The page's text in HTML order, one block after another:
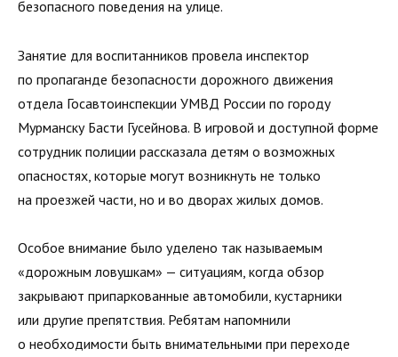
безопасного поведения на улице.
Занятие для воспитанников провела инспектор
по пропаганде безопасности дорожного движения
отдела Госавтоинспекции УМВД России по городу
Мурманску Басти Гусейнова. В игровой и доступной форме
сотрудник полиции рассказала детям о возможных
опасностях, которые могут возникнуть не только
на проезжей части, но и во дворах жилых домов.
Особое внимание было уделено так называемым
«дорожным ловушкам» — ситуациям, когда обзор
закрывают припаркованные автомобили, кустарники
или другие препятствия. Ребятам напомнили
о необходимости быть внимательными при переходе